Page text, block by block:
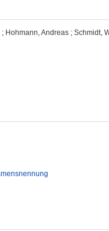
; Hohmann, Andreas ; Schmidt,